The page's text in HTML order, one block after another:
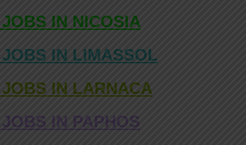
IN NICOSIA
IN LIMASSOL
IN LARNACA
IN PAPHOS